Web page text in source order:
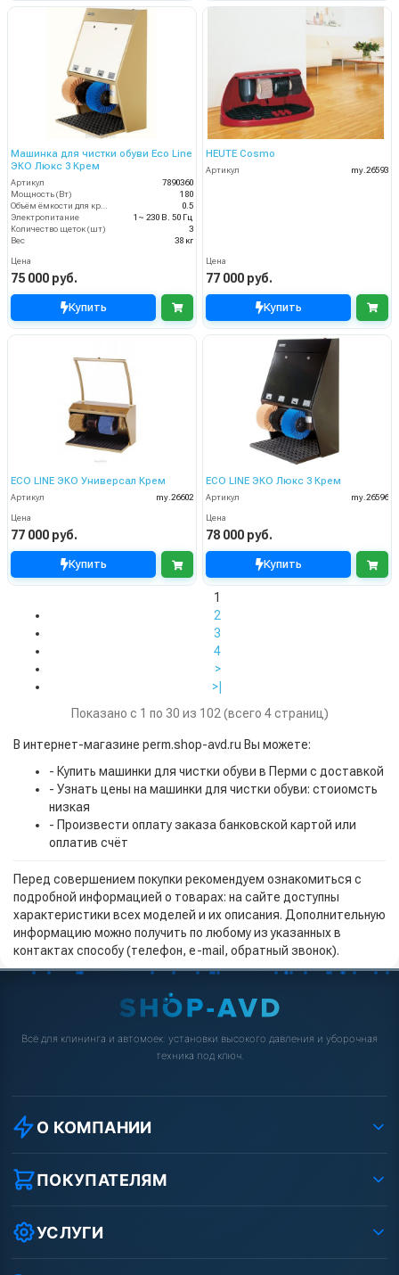
Машинка для чистки обуви Eco Line
ЭКО Люкс 3 Крем
Артикул
7890360
Мощность (Вт)
180
0.5
Электропитание
1~ 230 В. 50 Гц
Количество щеток (шт)
3
Вес
38 кг
Цена
75 000 руб.
Купить
HEUTE Cosmo
Артикул my.26593
Цена
77 000 руб.
Купить
ECO LINE ЭКО Универсал Крем
Артикул my.26602
Цена
77 000 руб.
Купить
ECO LINE ЭКО Люкс 3 Крем
Артикул my.26596
Цена
78 000 руб.
Купить
1
2
3
4
>
>|
Показано с 1 по 30 из 102 (всего 4 страниц)
В интернет-магазине perm.shop-avd.ru Вы можете:
- Купить машинки для чистки обуви в Перми с доставкой
- Узнать цены на машинки для чистки обуви: стоиомсть
низкая
- Произвести оплату заказа банковской картой или
оплатив счёт
Перед совершением покупки рекомендуем ознакомиться с
подробной информацией о товарах: на сайте доступны
характеристики всех моделей и их описания. Дополнительную
информацию можно получить по любому из указанных в
контактах способу (телефон, e-mail, обратный звонок).
Всё для клининга и автомоек: установки высокого давления и уборочная
техника под ключ.
О КОМПАНИИ
О компании
Реквизиты ООО «Шоп АВД»
Условия соглашения
Вакансии
ПОКУПАТЕЛЯМ
Как заказать?
Оплата
УСЛУГИ
Ремонт АВД